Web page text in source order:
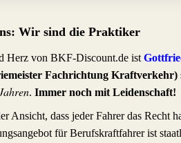
Wir sind die Praktiker
Herz von BKF-Discount.de ist
Fachrichtung Kraftverkehr)
. Immer noch mit Leidenschaft!
Ansicht, dass jeder Fahrer das Recht
für Berufskraftfahrer ist